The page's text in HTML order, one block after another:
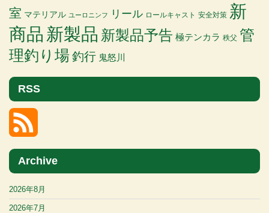
室 マテリアル ユーロニンフ リール ロールキャスト 安全対策 新
商品 新製品 新製品予告 極テンカラ 秩父 管
理釣り場釣行 鬼怒川
RSS
Archive
2026年8月
2026年7月